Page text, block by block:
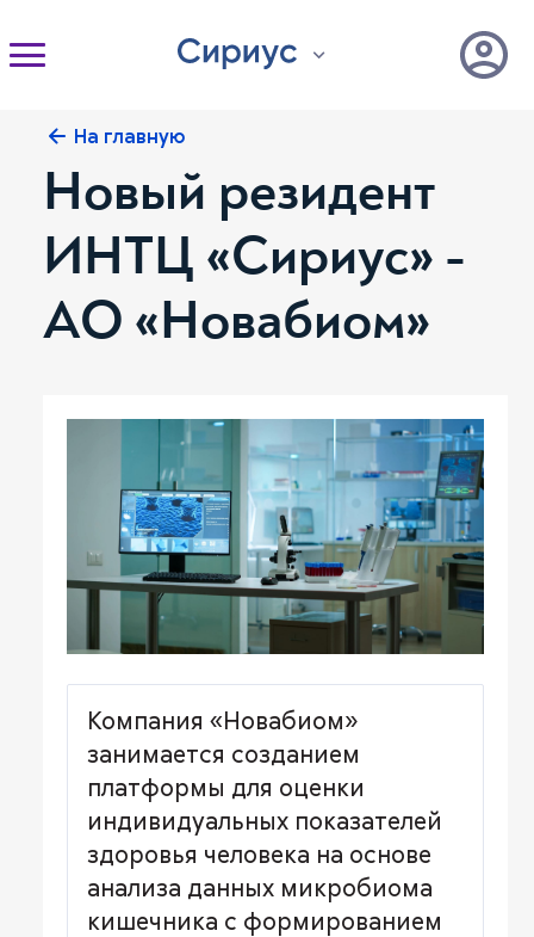
На главную
Новый резидент
ИНТЦ «Сириус» -
АО «Новабиом»
Компания «Новабиом»
занимается созданием
платформы для оценки
индивидуальных показателей
здоровья человека на основе
анализа данных микробиома
кишечника с формированием